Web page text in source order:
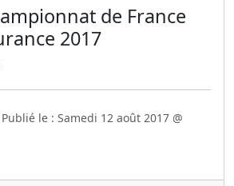
de France
2017
Publié le : Samedi 12 août 2017 @